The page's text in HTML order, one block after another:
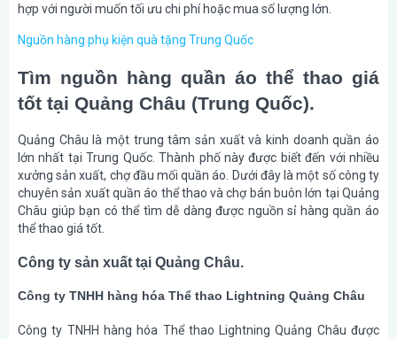
hợp với người muốn tối ưu chi phí hoặc mua số lượng lớn.
Nguồn hàng phụ kiện quà tặng Trung Quốc
Tìm nguồn hàng quần áo thể thao giá
tốt tại Quảng Châu (Trung Quốc).
Quảng Châu là một trung tâm sản xuất và kinh doanh quần áo
lớn nhất tại Trung Quốc. Thành phố này được biết đến với nhiều
xưởng sản xuất, chợ đầu mối quần áo. Dưới đây là một số công ty
chuyên sản xuất quần áo thể thao và chợ bán buôn lớn tại Quảng
Châu giúp bạn có thể tìm dễ dàng được nguồn sỉ hàng quần áo
thể thao giá tốt.
Công ty sản xuất tại Quảng Châu.
Công ty TNHH hàng hóa Thể thao Lightning Quảng Châu
Công ty TNHH hàng hóa Thể thao Lightning Quảng Châu được